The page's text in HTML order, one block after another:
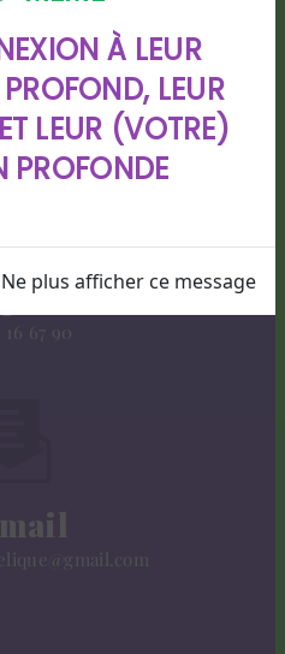
À LEUR
LEUR
LEUR (VOTRE)
PROFONDE
Ne plus afficher ce message
lotissement
HAUT MAUCO
16 67 90